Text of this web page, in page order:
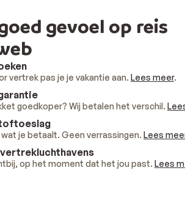
gevoel op reis
vertrek pas je je vakantie aan. Lees meer.
goedkoper? Wij betalen het verschil.
je betaalt. Geen verrassingen. Lees
vertrekluchthavens
op het moment dat het jou past. Lees